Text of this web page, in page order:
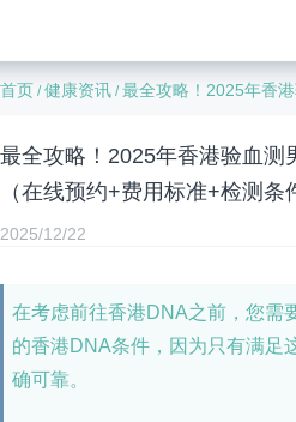
首页 /健康资讯 /最全攻略！2025年香港验血测男女流程（邮
最全攻略！2025年香港验血测
（在线预约+费用标准+检测条
2025/12/22
在考虑前往香港DNA之前，您需
的香港DNA条件，因为只有满足
确可靠。